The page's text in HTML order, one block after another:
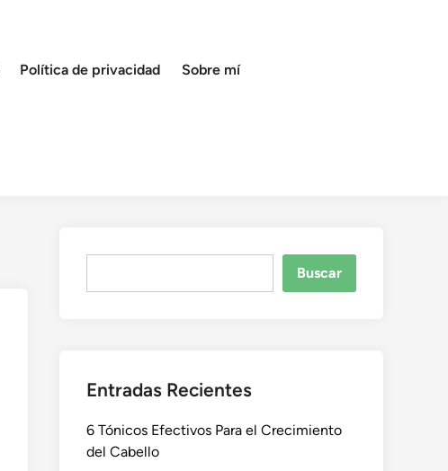
Política de privacidad Sobre mí
Buscar
Entradas Recientes
6 Tónicos Efectivos Para el Crecimiento
del Cabello